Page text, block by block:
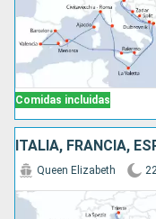
Comidas incluidas
Queen Elizabeth